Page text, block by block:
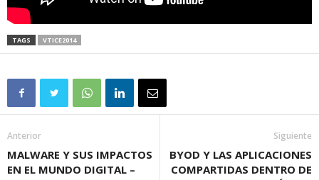
TAGS VTICE2014
Anterior
MALWARE Y SUS IMPACTOS
EN EL MUNDO DIGITAL –
Siguiente
BYOD Y LAS APLICACIONES
COMPARTIDAS DENTRO DE